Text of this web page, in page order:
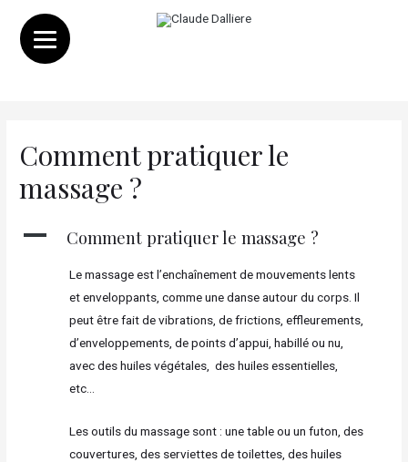
Comment pratiquer le
massage ?
A Comment pratiquer le massage ?
Le massage est l’enchaînement de mouvements lents
et enveloppants, comme une danse autour du corps. Il
peut être fait de vibrations, de frictions, effleurements,
d’enveloppements, de points d’appui, habillé ou nu,
avec des huiles végétales, des huiles essentielles,
etc…
Les outils du massage sont : une table ou un futon, des
couvertures, des serviettes de toilettes, des huiles